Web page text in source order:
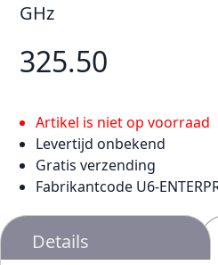
GHz
325.50
Artikel is niet op voorraad
Levertijd onbekend
Gratis verzending
Fabrikantcode U6-
Details